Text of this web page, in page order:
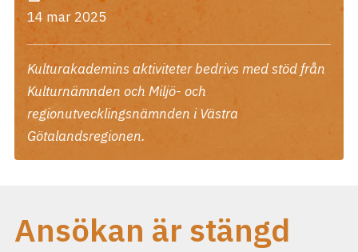
14 mar 2025
Kulturakademins aktiviteter bedrivs med stöd från
Kulturnämnden och Miljö- och
regionutvecklingsnämnden i Västra
Götalandsregionen.
Ansökan är stängd